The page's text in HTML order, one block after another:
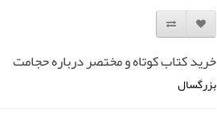
افزودن به لیست دلخواه
مقایسه این محصول
خرید کتاب کوتاه و مختصر درباره حجامت
بزرگسال